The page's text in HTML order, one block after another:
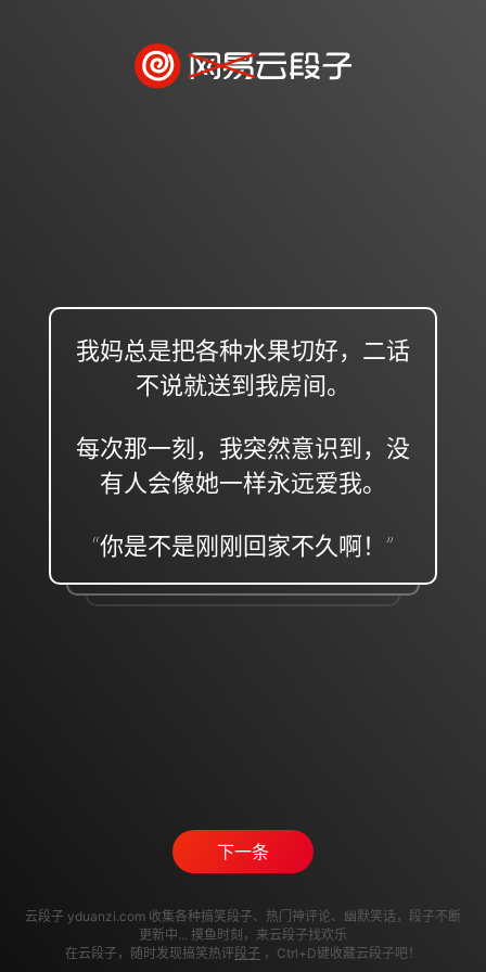
我妈总是把各种水果切好，二话
不说就送到我房间。
每次那一刻，我突然意识到，没
有人会像她一样永远爱我。
“你是不是刚刚回家不久啊！”
下一条
云段子 yduanzi.com 收集各种搞笑段子、热门神评论、幽默笑话，段子不断
更新中... 摸鱼时刻，来云段子找欢乐
在云段子，随时发现搞笑热评段子 ，Ctrl+D键收藏云段子吧！